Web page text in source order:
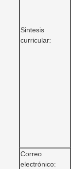
Sintesis
curricular:
Correo
electrónico: